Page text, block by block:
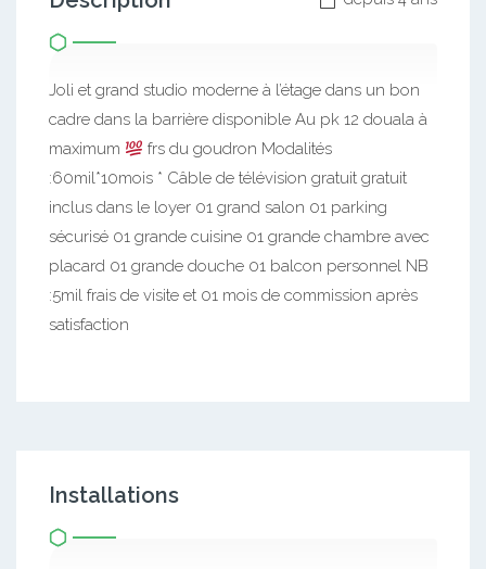
Joli et grand studio moderne à l’étage dans un bon
cadre dans la barrière disponible Au pk 12 douala à
maximum
frs du goudron Modalités
:60mil*10mois * Câble de télévision gratuit gratuit
inclus dans le loyer 01 grand salon 01 parking
sécurisé 01 grande cuisine 01 grande chambre avec
placard 01 grande douche 01 balcon personnel NB
:5mil frais de visite et 01 mois de commission après
satisfaction
Installations